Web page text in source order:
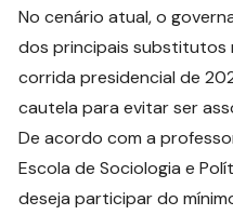
No cenário atual, o
dos principais substitutos
corrida presidencial de
cautela para evitar ser
De acordo com a
Escola de Sociologia e
deseja participar do